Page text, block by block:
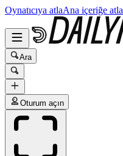
Oynatıcıya atlaAna içeriğe atla
Ara
Oturum açın